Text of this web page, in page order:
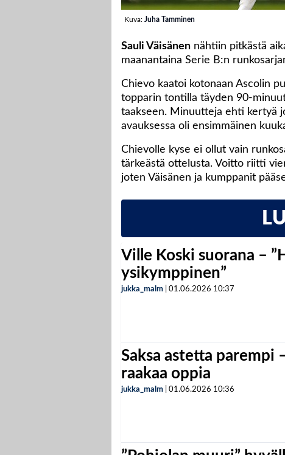
Kuva: Juha Tamminen
Sauli Väisänen nähtiin pitkästä
maanantaina Serie B:n
Chievo kaatoi kotonaan Ascolin
topparin tontilla täyden 90-
taakseen. Minuutteja ehti kertyä
avauksessa oli ensimmäinen
Chievolle kyse ei ollut vain
tärkeästä ottelusta. Voitto riitti
joten Väisänen ja kumppanit
Ville Koski suorana –
ysikymppinen”
jukka_malm 01.06.2026 10:37
Saksa astetta parempi
raakaa oppia
jukka_malm 01.06.2026 10:36